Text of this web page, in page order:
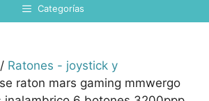
Categorías
/ Ratones - joystick y
raton mars gaming mmwergo